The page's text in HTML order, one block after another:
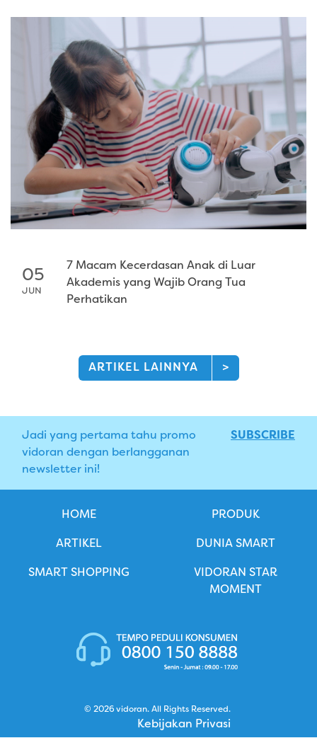
05
JUN
7 Macam Kecerdasan Anak di Luar
Akademis yang Wajib Orang Tua
Perhatikan
ARTIKEL LAINNYA >
Jadi yang pertama tahu promo
vidoran dengan berlangganan
newsletter ini!
SUBSCRIBE
HOME PRODUK
ARTIKEL DUNIA SMART
SMART SHOPPING
VIDORAN STAR
MOMENT
© 2026 vidoran. All Rights Reserved.
Kebijakan Privasi